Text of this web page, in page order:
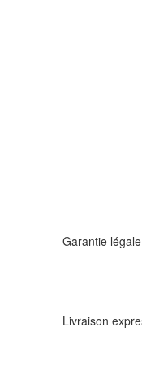
Garantie
Livraison